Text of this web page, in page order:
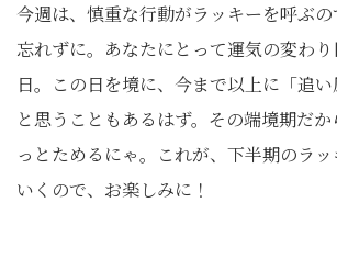
今週は、慎重な行動がラッキーを呼ぶ
忘れずに。あなたにとって運気の変わ
日。この日を境に、今まで以上に「追い
と思うこともあるはず。その端境期だ
っとためるにゃ。これが、下半期のラ
いくので、お楽しみに！